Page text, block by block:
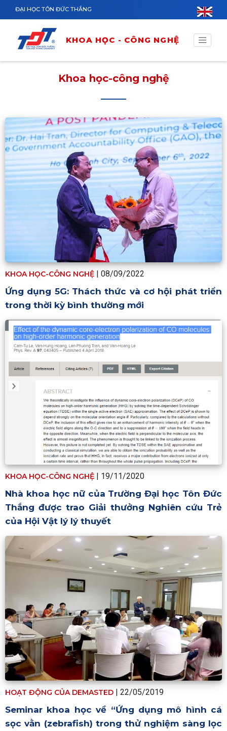
Nhảy đến nội dung
ĐẠI HỌC TÔN ĐỨC THẮNG
KHOA HỌC - CÔNG NGHỆ
Khoa học-công nghệ
KHOA HỌC-CÔNG NGHỆ | 08/09/2022
Ứng dụng 5G: Thách thức và cơ hội phát triển
trong thời kỳ bình thường mới
KHOA HỌC-CÔNG NGHỆ | 19/11/2020
Nhà khoa học nữ của Trường Đại học Tôn Đức
Thắng được trao Giải thưởng Nghiên cứu Trẻ
của Hội Vật lý lý thuyết
HOẠT ĐỘNG CỦA DEMASTED | 22/05/2019
Seminar khoa học về “Ứng dụng mô hình cá
sọc vằn (zebrafish) trong thử nghiệm sàng lọc